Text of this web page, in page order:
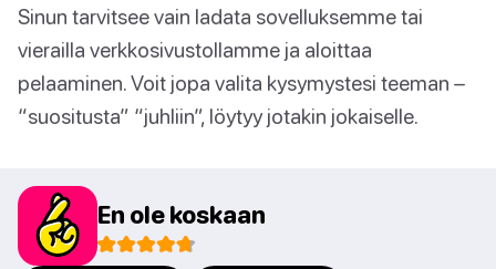
Sinun tarvitsee vain ladata sovelluksemme tai
vierailla verkkosivustollamme ja aloittaa
pelaaminen. Voit jopa valita kysymystesi teeman –
“suositusta” “juhliin”, löytyy jotakin jokaiselle.
En ole koskaan